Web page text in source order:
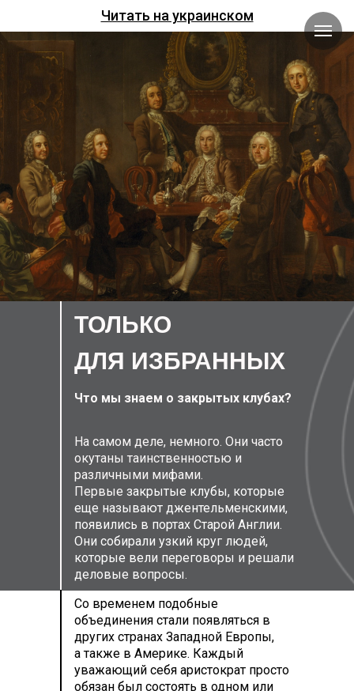
ТОЛЬКО
ДЛЯ ИЗБРАННЫХ
Со временем подобные
объединения стали появляться в
других странах Западной Европы,
а также в Америке. Каждый
уважающий себя аристократ просто
обязан был состоять в одном или
Что мы знаем о закрытых клубах?
На самом деле, немного. Они часто
окутаны таинственностью и
различными мифами.
Первые закрытые клубы, которые
еще называют джентельменскими,
появились в портах Старой Англии.
Они собирали узкий круг людей,
которые вели переговоры и решали
деловые вопросы.
Читать на украинском